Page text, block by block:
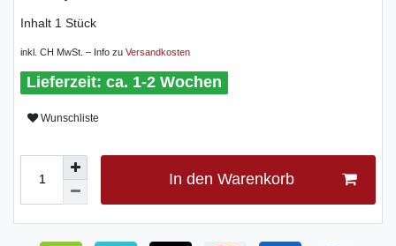
Inhalt 1 Stück
inkl. CH MwSt. – Info zu Versandkosten
ca. 1-2 Wochen
Wunschliste
In den Warenkorb